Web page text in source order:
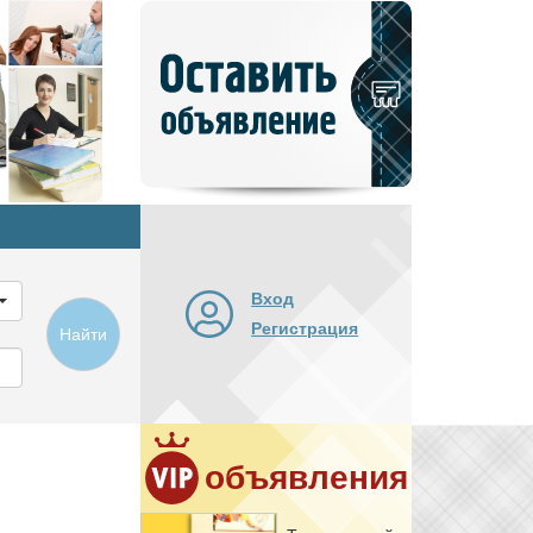
объявление
Найти
Вход
Регистрация
объявления